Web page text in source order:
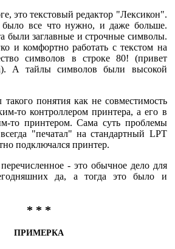
это текстовый редактор "Лексикон".
все что нужно, и даже больше.
были заглавные и строчные символы.
и комфортно работать с текстом на
символов в строке 80! (привет
А тайлы символов были высокой
понятия как не совместимость
то контроллером принтера, а его в
то принтером. Сама суть проблемы
"печатал" на стандартный LPT
подключался принтер.
- это обычное дело для
да, а тогда это было и
* * *
ПРИМЕРКА